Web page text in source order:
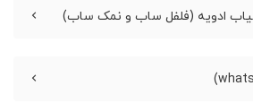
ادویه (فلفل ساب و نمک ساب)